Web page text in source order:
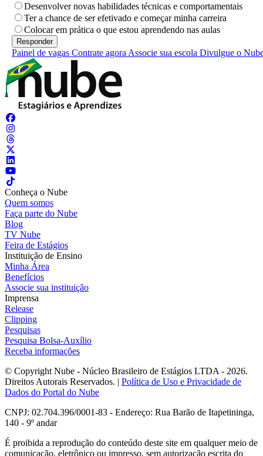
Desenvolver novas habilidades técnicas e comportamentais
Ter a chance de ser efetivado e começar minha carreira
Colocar em prática o que estou aprendendo nas aulas
Painel de vagas Contrate agora Associe sua escola Divulgue o
Conheça o Nube
Quem somos
Faça parte do Nube
Blog
TV Nube
Feira de Estágios
Instituição de Ensino
Minha Área
Benefícios
Associe sua instituição
Imprensa
Release
Clipping
Pesquisas
Pesquisa Bolsa-Auxílio
Receba informações
© Copyright Nube - Núcleo Brasileiro de Estágios LTDA - 2026.
Direitos Autorais Reservados. | Política de Uso e Privacidade de
Dados do Portal do Nube
CNPJ: 02.704.396/0001-83 - Endereço: Rua Barão de Itapetininga,
140 - 9º andar
É proibida a reprodução do conteúdo deste site em qualquer meio de
comunicação, eletrônico ou impresso, sem autorização escrita do